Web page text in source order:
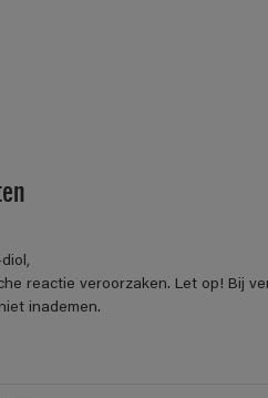
reactie veroorzaken. Let op! Bij
inademen.